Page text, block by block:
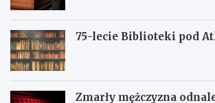
75-lecie Biblioteki pod
Zmarły mężczyzna